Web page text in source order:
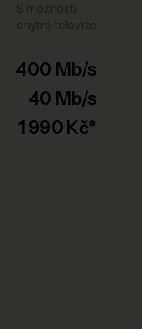
400 Mb/s
40 Mb/s
1 990 Kč*